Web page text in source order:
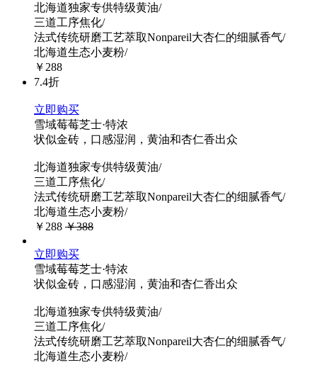
北海道独家专供特级黄油/
三道工序焦化/
法式传统研磨工艺萃取Nonpareil大杏仁的细腻香气/
北海道生态小麦粉/
￥288
7.4折
立即购买
雪域莓莓芝士·特浓
状似金砖，口感湿润，黄油和杏仁香出众
北海道独家专供特级黄油/
三道工序焦化/
法式传统研磨工艺萃取Nonpareil大杏仁的细腻香气/
北海道生态小麦粉/
￥288 ￥388
立即购买
雪域莓莓芝士·特浓
状似金砖，口感湿润，黄油和杏仁香出众
北海道独家专供特级黄油/
三道工序焦化/
法式传统研磨工艺萃取Nonpareil大杏仁的细腻香气/
北海道生态小麦粉/